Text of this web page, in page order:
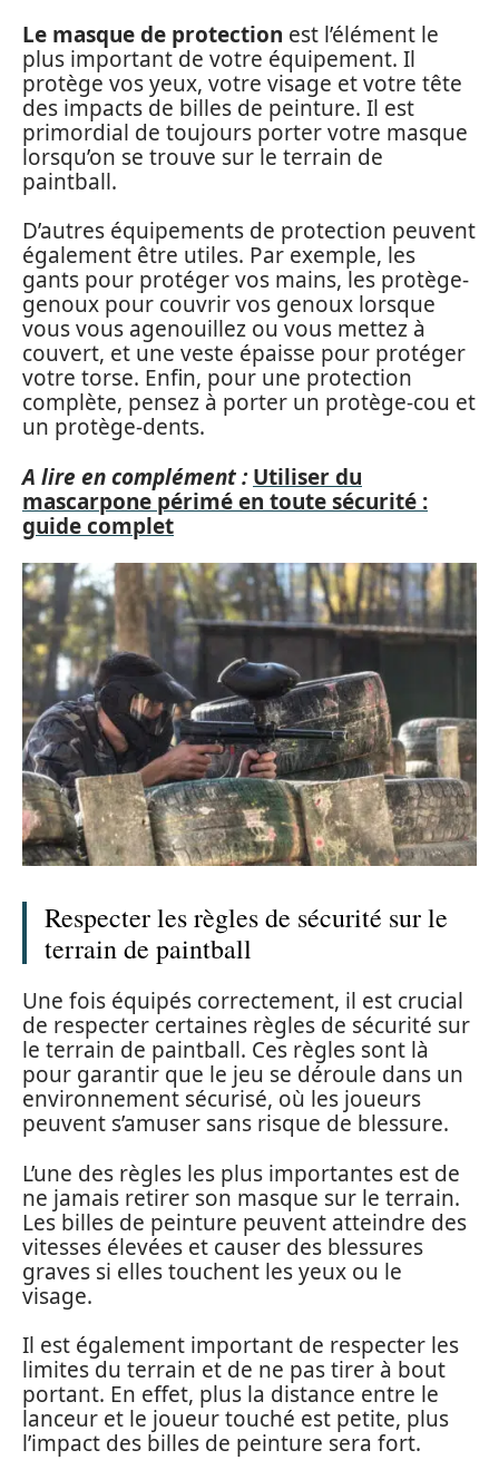
Le masque de protection est l’élément le
plus important de votre équipement. Il
protège vos yeux, votre visage et votre tête
des impacts de billes de peinture. Il est
primordial de toujours porter votre masque
lorsqu’on se trouve sur le terrain de
paintball.
D’autres équipements de protection peuvent
également être utiles. Par exemple, les
gants pour protéger vos mains, les protège-
genoux pour couvrir vos genoux lorsque
vous vous agenouillez ou vous mettez à
couvert, et une veste épaisse pour protéger
votre torse. Enfin, pour une protection
complète, pensez à porter un protège-cou et
un protège-dents.
A lire en complément : Utiliser du
mascarpone périmé en toute sécurité :
guide complet
Respecter les règles de sécurité sur le
terrain de paintball
Une fois équipés correctement, il est crucial
de respecter certaines règles de sécurité sur
le terrain de paintball. Ces règles sont là
pour garantir que le jeu se déroule dans un
environnement sécurisé, où les joueurs
peuvent s’amuser sans risque de blessure.
L’une des règles les plus importantes est de
ne jamais retirer son masque sur le terrain.
Les billes de peinture peuvent atteindre des
vitesses élevées et causer des blessures
graves si elles touchent les yeux ou le
visage.
Il est également important de respecter les
limites du terrain et de ne pas tirer à bout
portant. En effet, plus la distance entre le
lanceur et le joueur touché est petite, plus
l’impact des billes de peinture sera fort.